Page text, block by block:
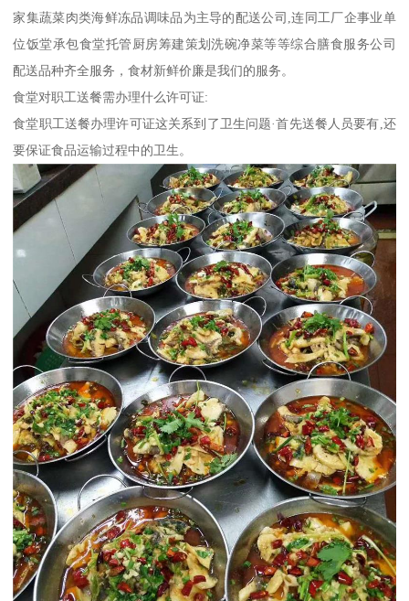
家集蔬菜肉类海鲜冻品调味品为主导的配送公司,连同工厂企事业单
位饭堂承包食堂托管厨房筹建策划洗碗净菜等等综合膳食服务公司
配送品种齐全服务，食材新鲜价廉是我们的服务。
食堂对职工送餐需办理什么许可证:
食堂职工送餐办理许可证这关系到了卫生问题·首先送餐人员要有,还
要保证食品运输过程中的卫生。